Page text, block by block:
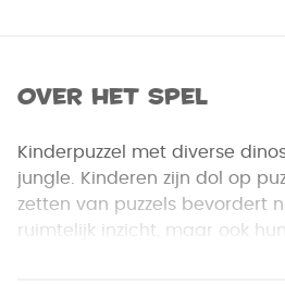
Over het spel
Kinderpuzzel met diverse
jungle. Kinderen zijn dol op
zetten van puzzels bevordert
ruimtelijk inzicht, maar ook